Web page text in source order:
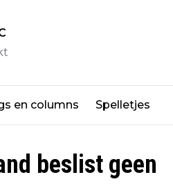
en columns Spelletjes
beslist geen